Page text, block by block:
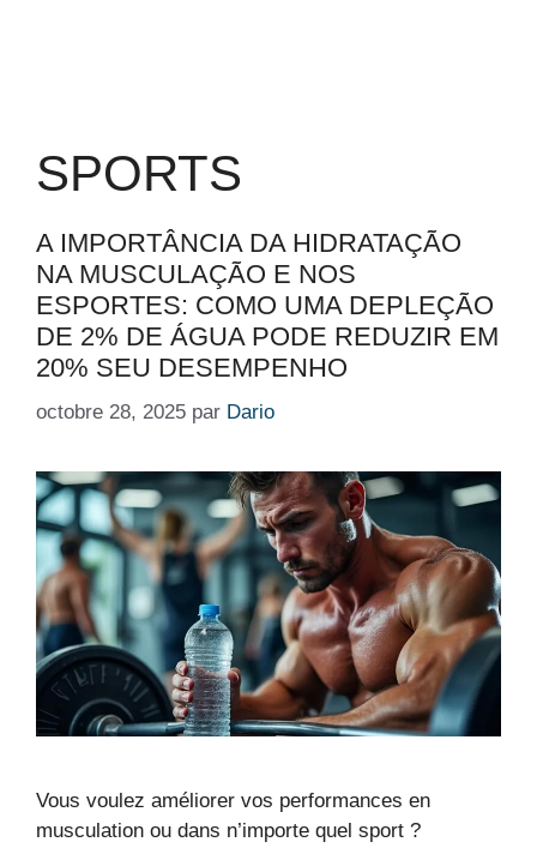
SPORTS
A IMPORTÂNCIA DA HIDRATAÇÃO
NA MUSCULAÇÃO E NOS
ESPORTES: COMO UMA DEPLEÇÃO
DE 2% DE ÁGUA PODE REDUZIR EM
20% SEU DESEMPENHO
octobre 28, 2025 par Dario
Vous voulez améliorer vos performances en
musculation ou dans n’importe quel sport ?